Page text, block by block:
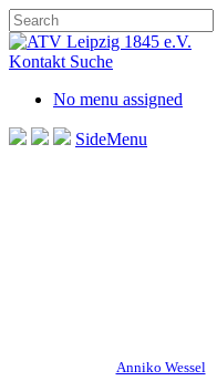
Skip
to
main
Close
Search
Kontakt Suche
No menu assigned
SideMenu
Anniko Wessel